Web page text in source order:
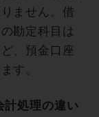
ません。借
勘定科目は
、預金口座
す。
計処理の違い